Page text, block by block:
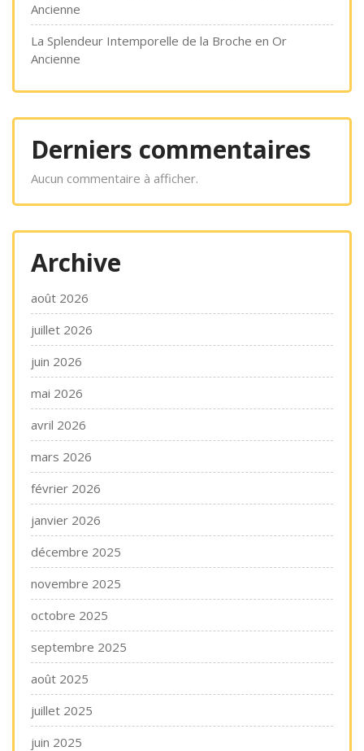
Ancienne
La Splendeur Intemporelle de la Broche en Or
Ancienne
Derniers commentaires
Aucun commentaire à afficher.
Archive
août 2026
juillet 2026
juin 2026
mai 2026
avril 2026
mars 2026
février 2026
janvier 2026
décembre 2025
novembre 2025
octobre 2025
septembre 2025
août 2025
juillet 2025
juin 2025